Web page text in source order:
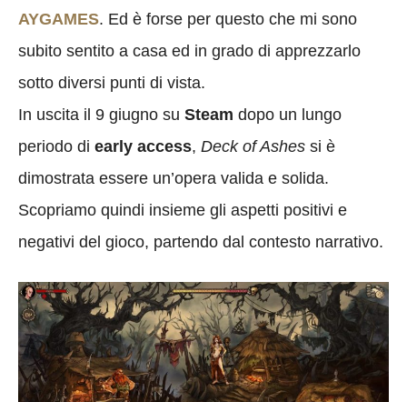
AYGAMES. Ed è forse per questo che mi sono
subito sentito a casa ed in grado di apprezzarlo
sotto diversi punti di vista.
In uscita il 9 giugno su Steam dopo un lungo
periodo di early access, Deck of Ashes si è
dimostrata essere un’opera valida e solida.
Scopriamo quindi insieme gli aspetti positivi e
negativi del gioco, partendo dal contesto narrativo.